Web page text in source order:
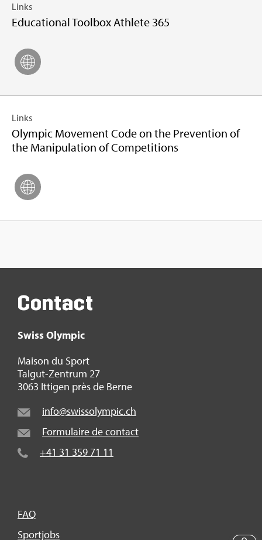
Links
Edu­ca­tio­nal Tool­box Ath­lete 365
Links
Olym­pic Move­ment Code on the Pre­ven­tion of
the Mani­pu­la­tion of Com­pe­ti­tions
Contact
Swiss Olym­pic
Mai­son du Sport
Tal­gut-Zen­trum 27
3063 Itti­gen près de Berne
info@​swi​ssol​ympi​c.​ch
For­mu­laire de contact
+41 31 359 71 11
FAQ
Sport­jobs